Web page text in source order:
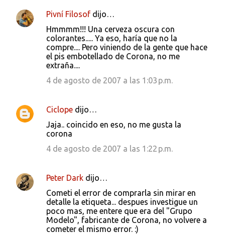
C
a
r
Pivní Filosof dijo…
Hmmmm!!! Una cerveza oscura con
colorantes..... Ya eso, haría que no la
compre.... Pero viniendo de la gente que hace
el pis embotellado de Corona, no me
extraña....
4 de agosto de 2007 a las 1:03 p.m.
Ciclope dijo…
Jaja.. coincido en eso, no me gusta la
corona
4 de agosto de 2007 a las 1:22 p.m.
Peter Dark dijo…
Cometi el error de comprarla sin mirar en
detalle la etiqueta... despues investigue un
poco mas, me entere que era del "Grupo
Modelo", fabricante de Corona, no volvere a
cometer el mismo error. :)